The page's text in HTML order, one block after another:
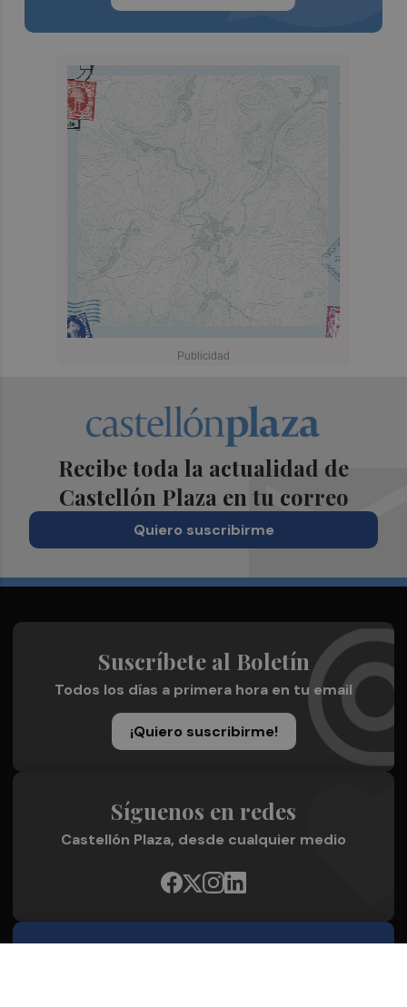
Recibe toda la actualidad de
Castellón Plaza en tu correo
Quiero suscribirme
Suscríbete al Boletín
Todos los días a primera hora en tu email
¡Quiero suscribirme!
Síguenos en redes
Castellón Plaza, desde cualquier medio